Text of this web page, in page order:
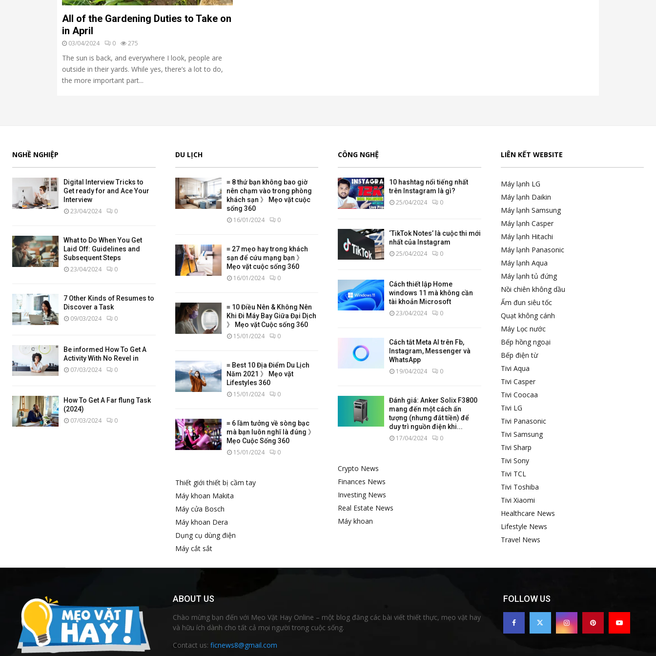
All of the Gardening Duties to Take on
in April
03/04/2024 0 275
The sun is back, and everywhere I look, people are
outside in their yards. While yes, there’s a lot to do,
the more important part...
NGHỀ NGHIỆP
Digital Interview Tricks to
Get ready for and Ace Your
Interview
23/04/2024 0
What to Do When You Get
Laid Off: Guidelines and
Subsequent Steps
23/04/2024 0
7 Other Kinds of Resumes to
Discover a Task
09/03/2024 0
Be informed How To Get A
Activity With No Revel in
07/03/2024 0
How To Get A Far flung Task
(2024)
07/03/2024 0
DU LỊCH
≡ 8 thứ bạn không bao giờ
nên chạm vào trong phòng
khách sạn 》 Mẹo vặt cuộc
sống 360
16/01/2024 0
≡ 27 mẹo hay trong khách
sạn để cứu mạng bạn 》
Mẹo vặt cuộc sống 360
16/01/2024 0
≡ 10 Điều Nên & Không Nên
Khi Đi Máy Bay Giữa Đại Dịch
》 Mẹo vặt Cuộc sống 360
15/01/2024 0
≡ Best 10 Địa Điểm Du Lịch
Năm 2021 》 Mẹo vặt
Lifestyles 360
15/01/2024 0
≡ 6 lầm tưởng về sòng bạc
mà bạn luôn nghĩ là đúng 》
Mẹo Cuộc Sống 360
15/01/2024 0
Thiết giới thiết bị cầm tay
Máy khoan Makita
Máy cửa Bosch
Máy khoan Dera
Dụng cụ dùng điện
Máy cắt sắt
CÔNG NGHỆ
10 hashtag nổi tiếng nhất
trên Instagram là gì?
25/04/2024 0
‘TikTok Notes’ là cuộc thi mới
nhất của Instagram
25/04/2024 0
Cách thiết lập Home
windows 11 mà không cần
tài khoản Microsoft
23/04/2024 0
Cách tắt Meta AI trên Fb,
Instagram, Messenger và
WhatsApp
19/04/2024 0
Đánh giá: Anker Solix F3800
mang đến một cách ấn
tượng (nhưng đắt tiền) để
duy trì nguồn điện khi...
17/04/2024 0
Crypto News
Finances News
Investing News
Real Estate News
Máy khoan
LIÊN KẾT WEBSITE
Máy lạnh LG
Máy lạnh Daikin
Máy lạnh Samsung
Máy lạnh Casper
Máy lạnh Hitachi
Máy lạnh Panasonic
Máy lạnh Aqua
Máy lạnh tủ đứng
Nồi chiên không dầu
Ấm đun siêu tốc
Quạt không cánh
Máy Lọc nước
Bếp hồng ngoại
Bếp điện từ
Tivi Aqua
Tivi Casper
Tivi Coocaa
Tivi LG
Tivi Panasonic
Tivi Samsung
Tivi Sharp
Tivi Sony
Tivi TCL
Tivi Toshiba
Tivi Xiaomi
Healthcare News
Lifestyle News
Travel News
ABOUT US
Chào mừng bạn đến với Mẹo Vặt Hay Online – một blog đăng các bài viết thiết thực, mẹo vặt hay
và hữu ích dành cho tất cả mọi người trong cuộc sống.
Contact us: ficnews8@gmail.com
FOLLOW US